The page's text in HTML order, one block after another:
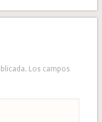
Los campos